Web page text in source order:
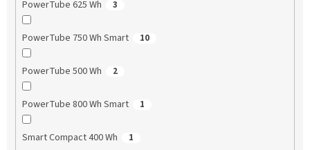
PowerTube 625 Wh 3
PowerTube 750 Wh Smart 10
PowerTube 500 Wh 2
PowerTube 800 Wh Smart 1
Smart Compact 400 Wh 1